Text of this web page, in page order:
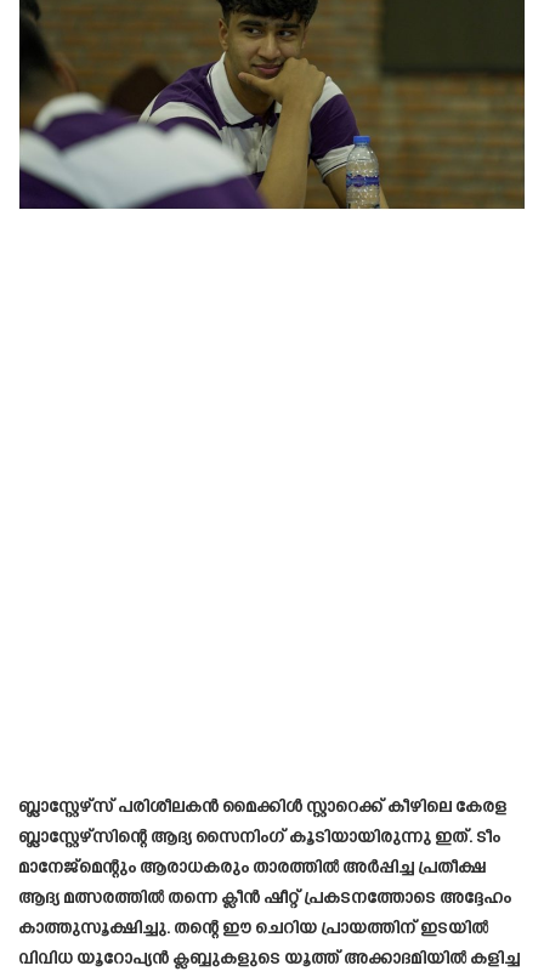
ബ്ലാസ്റ്റേഴ്സ് പരിശീലകൻ മൈക്കിൾ സ്റ്റാറെക്ക്‌ കീഴിലെ കേരള
ബ്ലാസ്റ്റേഴ്സിന്റെ ആദ്യ സൈനിംഗ് കൂടിയായിരുന്നു ഇത്. ടീം
മാനേജ്മെന്റും ആരാധകരും താരത്തിൽ അർപ്പിച്ച പ്രതീക്ഷ
ആദ്യ മത്സരത്തിൽ തന്നെ ക്ലീൻ ഷീറ്റ് പ്രകടനത്തോടെ അദ്ദേഹം
കാത്തുസൂക്ഷിച്ചു. തന്റെ ഈ ചെറിയ പ്രായത്തിന് ഇടയിൽ
വിവിധ യൂറോപ്യൻ ക്ലബ്ബുകളുടെ യൂത്ത് അക്കാദമിയിൽ കളിച്ച